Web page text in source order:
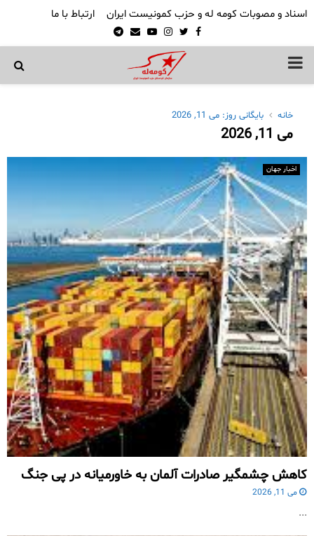
اسناد و مصوبات کومه له و حزب کمونیست ایران ارتباط با ما
Facebook
Twitter
Instagram
Youtube
Email
Telegram
PRIMARY
خانه بایگانی روز: می 11, 2026
می 11, 2026
اخبار جهان
کاهش چشمگیر صادرات آلمان به خاورمیانه در پی جنگ
می 11, 2026
...